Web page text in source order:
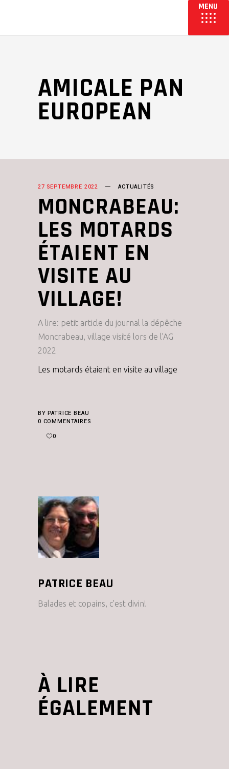
AMICALE PAN
EUROPEAN
27 SEPTEMBRE 2022 ACTUALITÉS
MONCRABEAU:
LES MOTARDS
ÉTAIENT EN
VISITE AU
VILLAGE!
A lire: petit article du journal la dépêche
Moncrabeau, village visité lors de l’AG
2022
Les motards étaient en visite au village
BYPATRICE BEAU
0 COMMENTAIRES
0
PATRICE BEAU
Balades et copains, c'est divin!
À LIRE
ÉGALEMENT